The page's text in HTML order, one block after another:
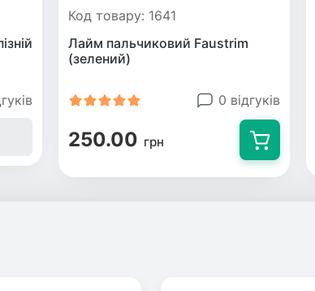
Код товару: 1641
Лайм пальчиковий Faustrim
(зелений)
0 відгуків
250.00 грн